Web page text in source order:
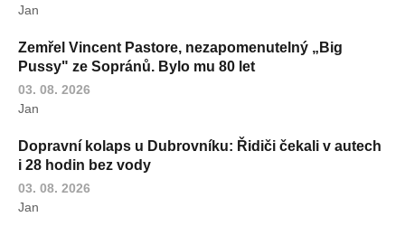
Jan
Zemřel Vincent Pastore, nezapomenutelný „Big
Pussy" ze Sopránů. Bylo mu 80 let
03. 08. 2026
Jan
Dopravní kolaps u Dubrovníku: Řidiči čekali v autech
i 28 hodin bez vody
03. 08. 2026
Jan